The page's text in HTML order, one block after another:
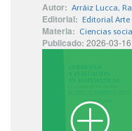
Autor: Arráiz Lucca,
Editorial: Editorial Arte
Materia: Ciencias
Publicado: 2026-03-16